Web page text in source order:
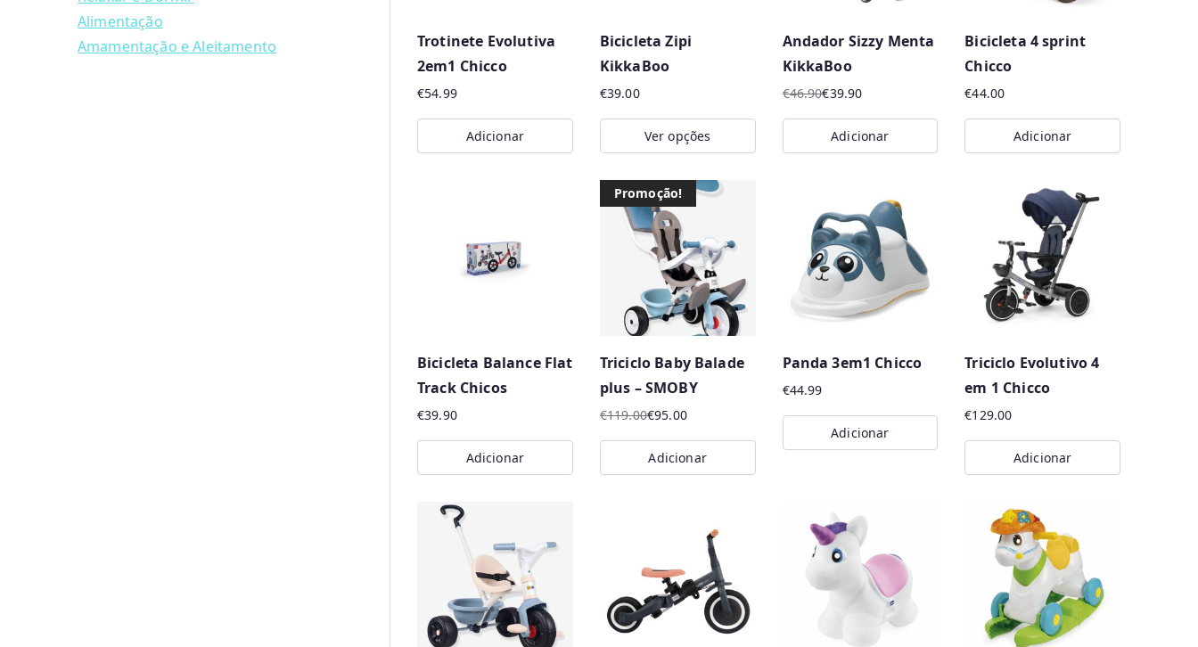
r
m
a
i
s
r
e
c
e
t
e
Trotinete Evolutiva
2em1 Chicco
€54.99
Adicionar
Bicicleta Zipi
KikkaBoo
€39.00
Ver opções
product
has
multiple
variants.
options
may
be
chosen
on
the
product
Andador Sizzy Menta
KikkaBoo
€46.90
O
preço
€39.90
O
preço
Adicionar
Bicicleta 4 sprint
Chicco
€44.00
Adicionar
Bicicleta Balance Flat
Track Chicos
€39.90
Adicionar
Promoção!
Triciclo Baby Balade
plus – SMOBY
€119.00
O
preço
€95.00
O
preço
Adicionar
Panda 3em1 Chicco
€44.99
Adicionar
Triciclo Evolutivo 4
em 1 Chicco
€129.00
Adicionar
Alimentação
Amamentação e Aleitamento